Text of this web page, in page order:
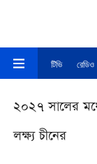
টিভি রেডিও
২০২৭ সালের
লক্ষ্য চীনের